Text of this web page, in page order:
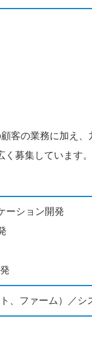
の業務に加え、
募集しています。
ーション開発
、ファーム）／シ